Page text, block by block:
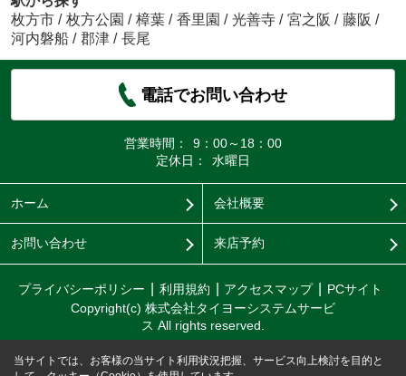
枚方市 / 枚方公園 / 樟葉 / 香里園 / 光善寺 / 宮之阪 / 藤阪 /
河内磐船 / 郡津 / 長尾
電話でお問い合わせ
営業時間：
9：00～18：00
定休日：
水曜日
ホーム 会社概要
お問い合わせ 来店予約
プライバシーポリシー 利用規約 アクセスマップ
PCサイト
Copyright(c) 株式会社タイヨーシステムサービ
ス All rights reserved.
当サイトでは、お客様の当サイト利用状況把握、サービス向上検討を目的と